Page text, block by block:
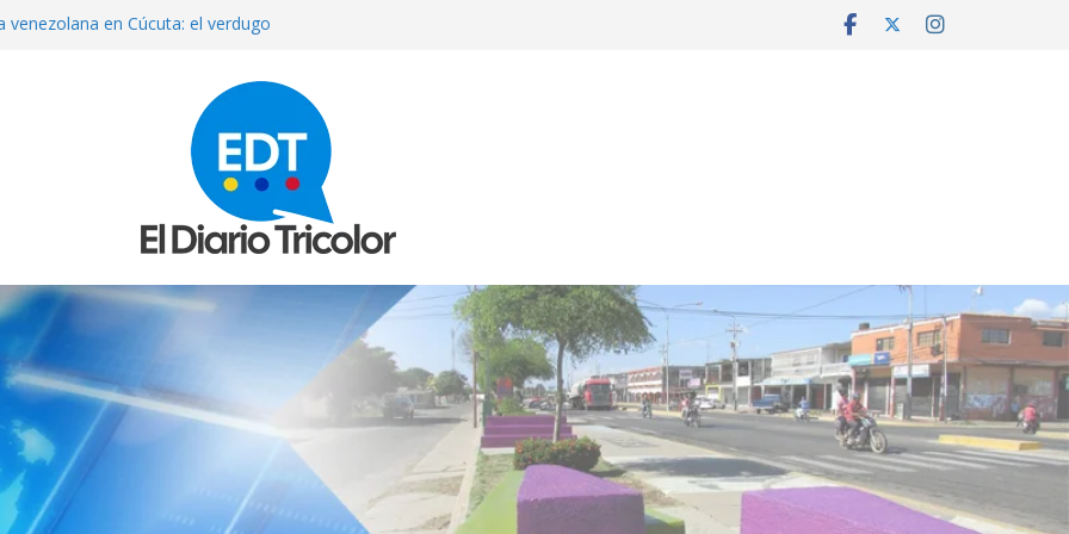
en Cúcuta: el verdugo
con nueve mujeres y nueve
presidente de Corpoelec y
su padre tras una larga